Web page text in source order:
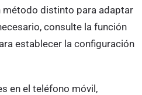
método distinto para adaptar
consulte la función
establecer la configuración
en el teléfono móvil,